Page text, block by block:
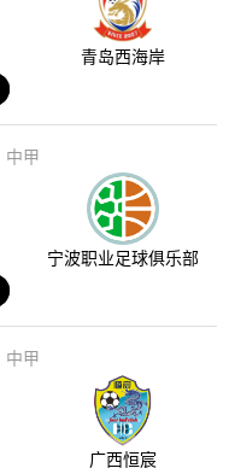
青岛西海岸
中甲
宁波职业足球俱乐部
中甲
广西恒宸